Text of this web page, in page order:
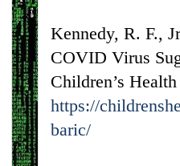
Kennedy, R. F.,
COVID Virus
Children’s
https://
baric/